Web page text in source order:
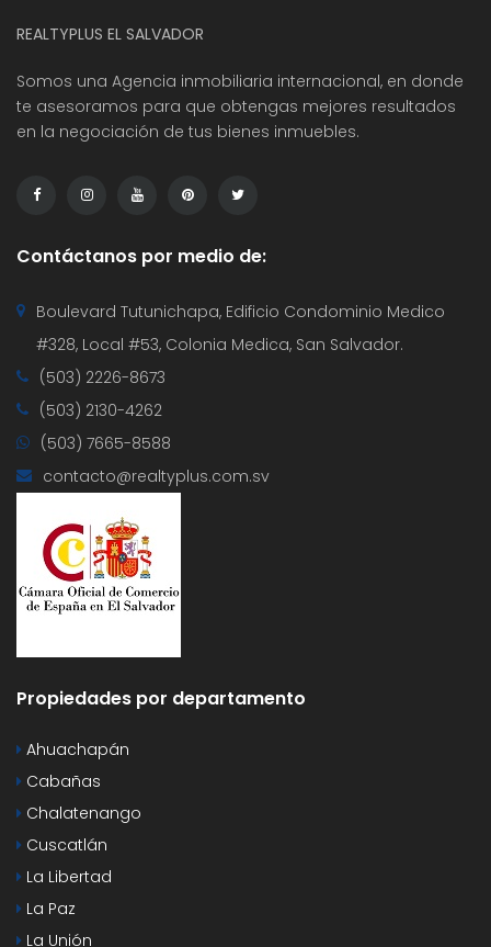
REALTYPLUS EL SALVADOR
Somos una Agencia inmobiliaria internacional, en donde
te asesoramos para que obtengas mejores resultados
en la negociación de tus bienes inmuebles.
Contáctanos por medio de:
Boulevard Tutunichapa, Edificio Condominio Medico
#328, Local #53, Colonia Medica, San Salvador.
(503) 2226-8673
(503) 2130-4262
(503) 7665-8588
contacto@realtyplus.com.sv
Propiedades por departamento
Ahuachapán
Cabañas
Chalatenango
Cuscatlán
La Libertad
La Paz
La Unión